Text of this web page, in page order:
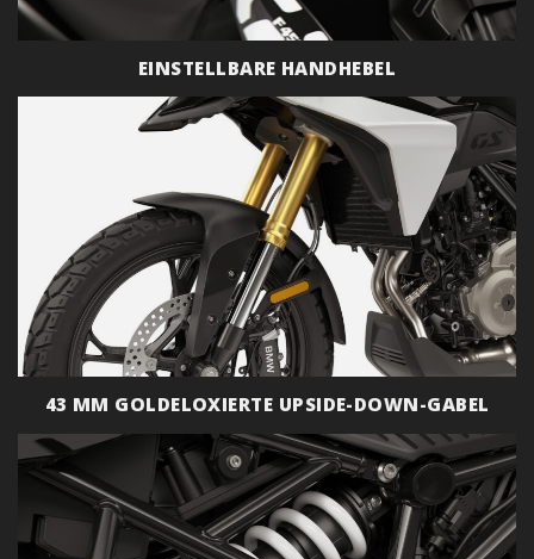
EINSTELLBARE HANDHEBEL
43 MM GOLDELOXIERTE UPSIDE-DOWN-GABEL